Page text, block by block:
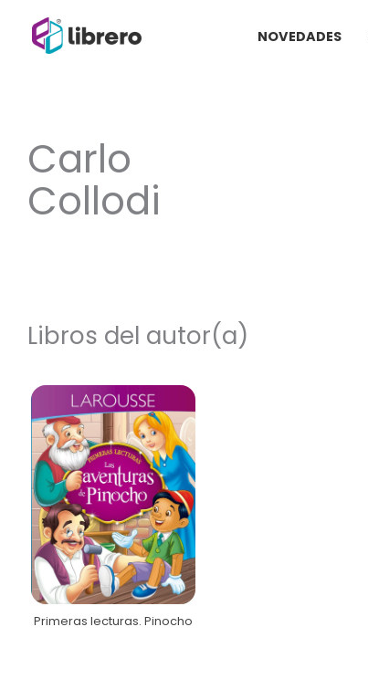
NOVEDADES
Carlo
Collodi
Libros del autor(a)
Primeras lecturas. Pinocho